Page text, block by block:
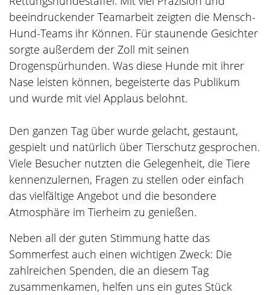
beeindruckender Teamarbeit zeigten die Mensch-
Hund-Teams ihr Können. Für staunende Gesichter
sorgte außerdem der Zoll mit seinen
Drogenspürhunden. Was diese Hunde mit ihrer
Nase leisten können, begeisterte das Publikum
und wurde mit viel Applaus belohnt.
Den ganzen Tag über wurde gelacht, gestaunt,
gespielt und natürlich über Tierschutz gesprochen.
Viele Besucher nutzten die Gelegenheit, die Tiere
kennenzulernen, Fragen zu stellen oder einfach
das vielfältige Angebot und die besondere
Atmosphäre im Tierheim zu genießen.
Neben all der guten Stimmung hatte das
Sommerfest auch einen wichtigen Zweck: Die
zahlreichen Spenden, die an diesem Tag
zusammenkamen, helfen uns ein gutes Stück